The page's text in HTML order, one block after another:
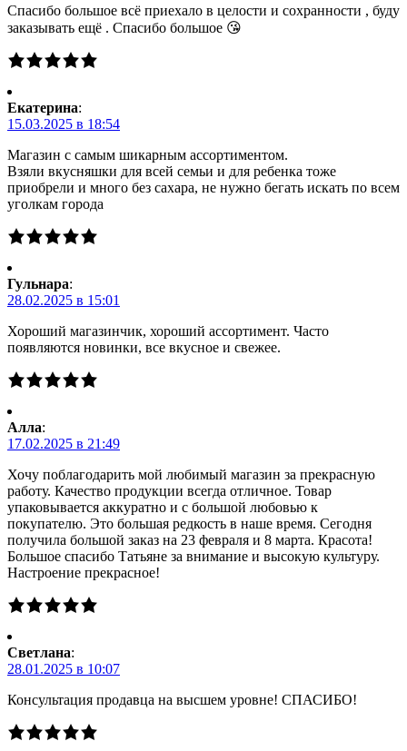
Спасибо большое всё приехало в целости и сохранности , буду
заказывать ещё . Спасибо большое 😘
Екатерина:
15.03.2025 в 18:54
Магазин с самым шикарным ассортиментом.
Взяли вкусняшки для всей семьи и для ребенка тоже
приобрели и много без сахара, не нужно бегать искать по всем
уголкам города
Гульнара:
28.02.2025 в 15:01
Хороший магазинчик, хороший ассортимент. Часто
появляются новинки, все вкусное и свежее.
Алла:
17.02.2025 в 21:49
Хочу поблагодарить мой любимый магазин за прекрасную
работу. Качество продукции всегда отличное. Товар
упаковывается аккуратно и с большой любовью к
покупателю. Это большая редкость в наше время. Сегодня
получила большой заказ на 23 февраля и 8 марта. Красота!
Большое спасибо Татьяне за внимание и высокую культуру.
Настроение прекрасное!
Светлана:
28.01.2025 в 10:07
Консультация продавца на высшем уровне! СПАСИБО!